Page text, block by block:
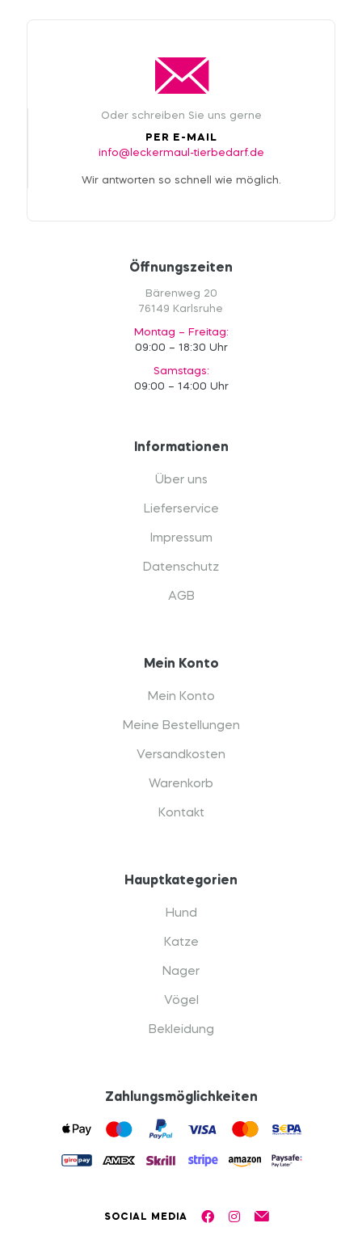
Oder schreiben Sie uns gerne
PER E-MAIL
info@leckermaul-tierbedarf.de
Wir antworten so schnell wie möglich.
Öffnungszeiten
Bärenweg 20
76149 Karlsruhe
Montag – Freitag:
09:00 – 18:30 Uhr
Samstags:
09:00 – 14:00 Uhr
Informationen
Über uns
Lieferservice
Impressum
Datenschutz
AGB
Mein Konto
Mein Konto
Meine Bestellungen
Versandkosten
Warenkorb
Kontakt
Hauptkategorien
Hund
Katze
Nager
Vögel
Bekleidung
Zahlungsmöglichkeiten
SOCIAL MEDIA